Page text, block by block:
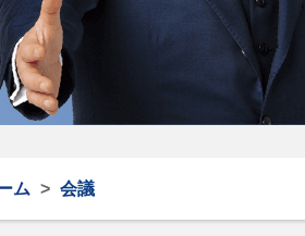
ム > 会議